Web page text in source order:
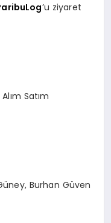
’u ziyaret
Satım
Burhan Güven